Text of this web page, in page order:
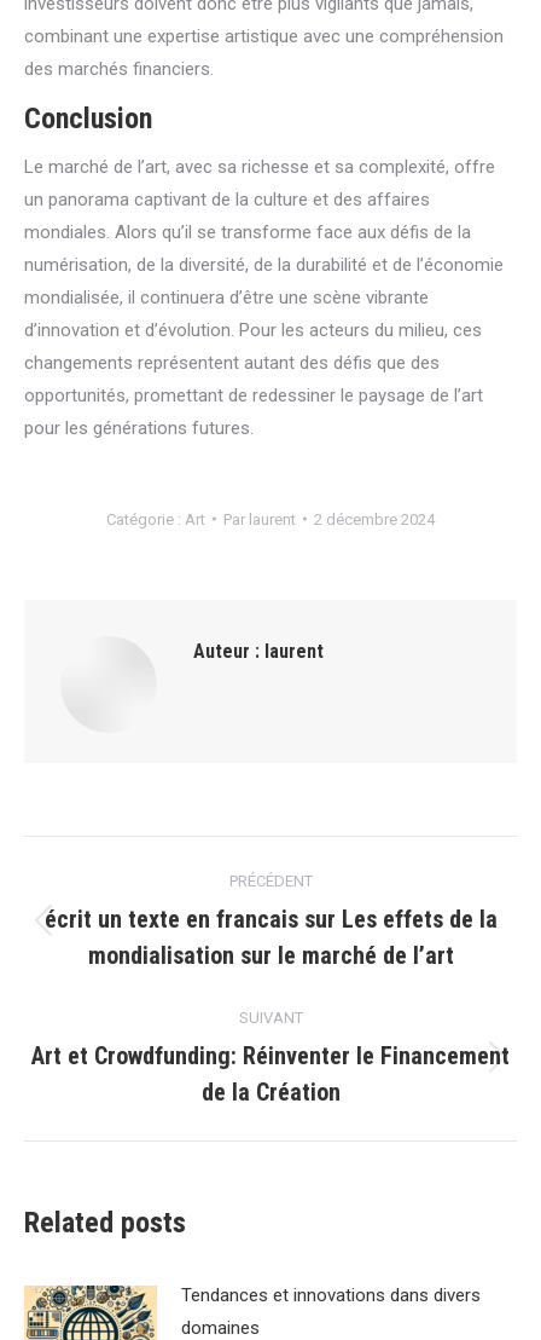
combinant une expertise artistique avec une compréhension
des marchés financiers.
Conclusion
Le marché de l’art, avec sa richesse et sa complexité, offre
un panorama captivant de la culture et des affaires
mondiales. Alors qu’il se transforme face aux défis de la
numérisation, de la diversité, de la durabilité et de l’économie
mondialisée, il continuera d’être une scène vibrante
d’innovation et d’évolution. Pour les acteurs du milieu, ces
changements représentent autant des défis que des
opportunités, promettant de redessiner le paysage de l’art
pour les générations futures.
Catégorie : Art Par laurent 2 décembre 2024
Auteur : laurent
article
PRÉCÉDENT
précédent
écrit un texte en francais sur Les effets de la
mondialisation sur le marché de lʼart
SUIVANT
suivant
:
Art et Crowdfunding: Réinventer le Financement
de la Création
Related posts
Tendances et innovations dans divers
domaines